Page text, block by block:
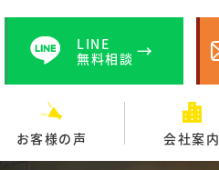
LINE
無料相談
お客様の声 会社案内